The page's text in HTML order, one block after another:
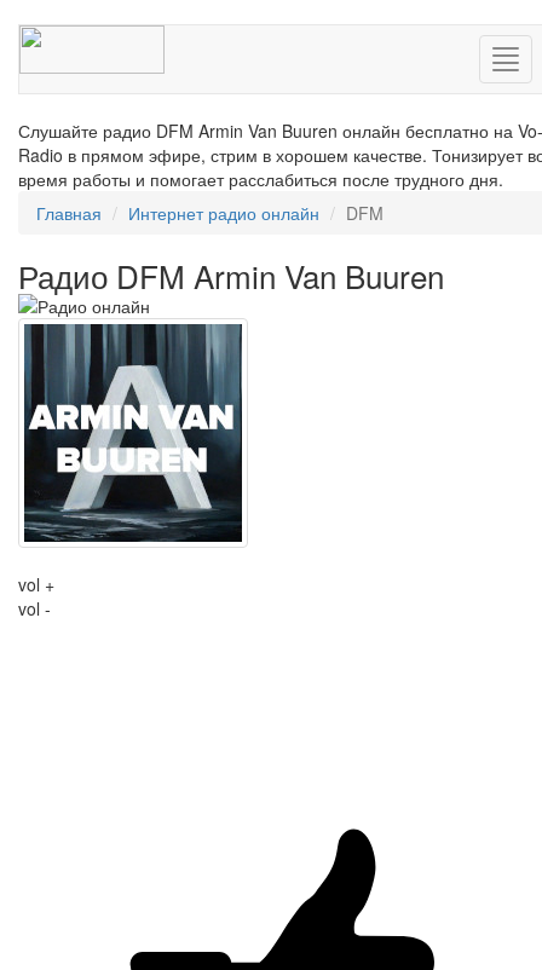
Слушайте радио DFM Armin Van Buuren онлайн бесплатно на Vo-
Radio в прямом эфире, стрим в хорошем качестве. Тонизирует
время работы и помогает расслабиться после трудного дня.
Главная
Интернет радио онлайн DFM
Радио DFM Armin Van Buuren
vol +
vol -